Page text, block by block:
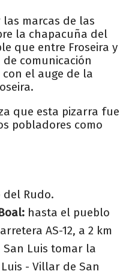
marcas de las
la chapacuña del
que entre Froseira y
comunicación
el auge de la
que esta pizarra fue
pobladores como
Rudo.
hasta el pueblo
AS-12, a 2 km
San Luis tomar la
- Villar de San